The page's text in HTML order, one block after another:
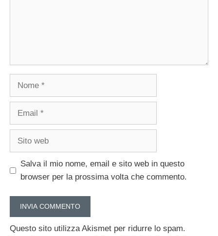
Nome
Email
Sito
Salva il mio nome, email e sito web in questo
browser per la prossima volta che commento.
Questo sito utilizza Akismet per ridurre lo spam.